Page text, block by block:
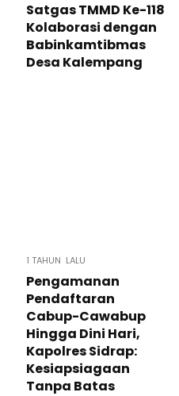
Satgas TMMD Ke-118
Kolaborasi dengan
Babinkamtibmas
Desa Kalempang
1 TAHUN LALU
Pengamanan
Pendaftaran
Cabup-Cawabup
Hingga Dini Hari,
Kapolres Sidrap:
Kesiapsiagaan
Tanpa Batas